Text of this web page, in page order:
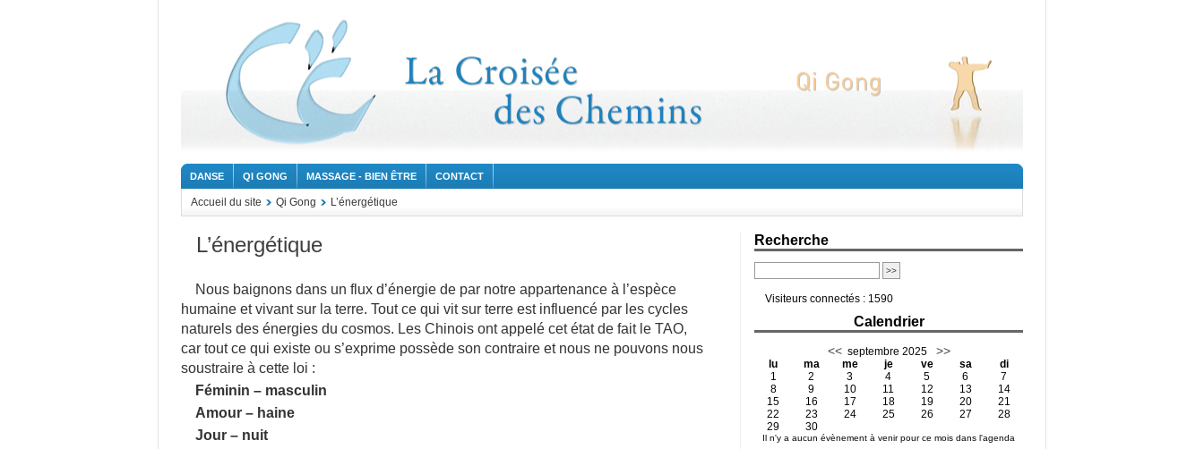
DANSE QI GONG MASSAGE - BIEN ÊTRE CONTACT
Accueil du site Qi Gong L’énergétique
Recherche
Visiteurs connectés : 1590
Calendrier
<<septembre 2025 >>
lu ma me je ve sa
di
1
2 3 4 5 6
7
8
9 10 11 12 13
14
15
16 17 18 19 20
21
22
23 24 25 26 27
28
29
30
Il n'y a aucun évènement à venir pour ce mois dans l'agenda
L’énergétique
Nous baignons dans un flux d’énergie de par notre appartenance à l’espèce
humaine et vivant sur la terre. Tout ce qui vit sur terre est influencé par les cycles
naturels des énergies du cosmos. Les Chinois ont appelé cet état de fait le TAO,
car tout ce qui existe ou s’exprime possède son contraire et nous ne pouvons nous
soustraire à cette loi :
Féminin – masculin
Amour – haine
Jour – nuit